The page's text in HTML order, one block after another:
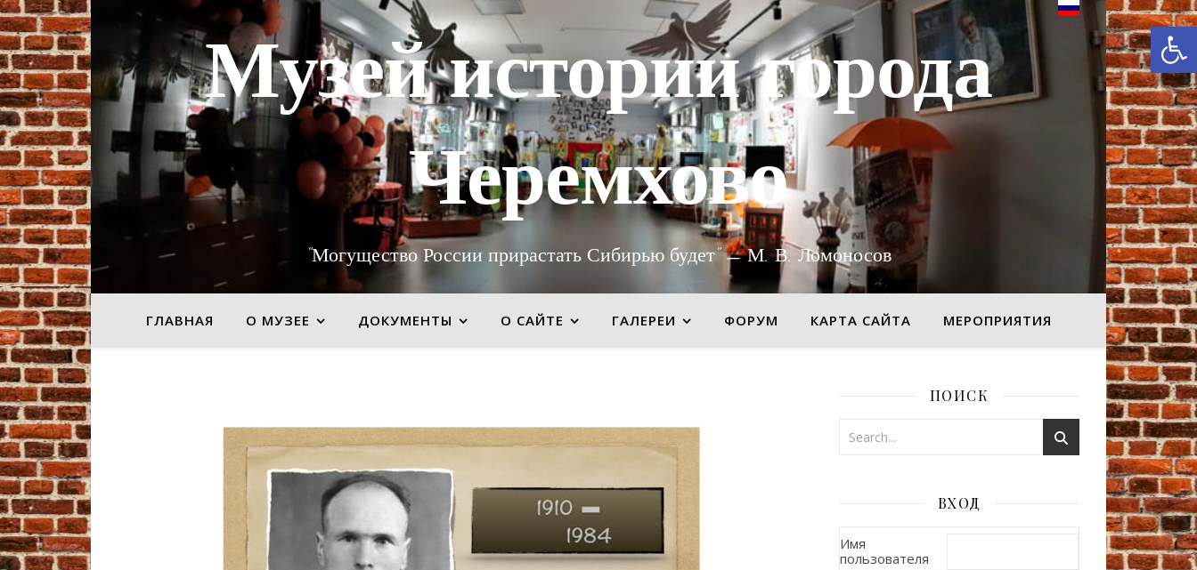
Музей истории города
Черемхово
"Могущество России прирастать Сибирью будет" — М. В. Ломоносов
ГЛАВНАЯ О МУЗЕЕ ДОКУМЕНТЫ О САЙТЕ ГАЛЕРЕИ ФОРУМ КАРТА САЙТА МЕРОПРИЯТИЯ
ПОИСК
ВХОД
Имя
пользователя